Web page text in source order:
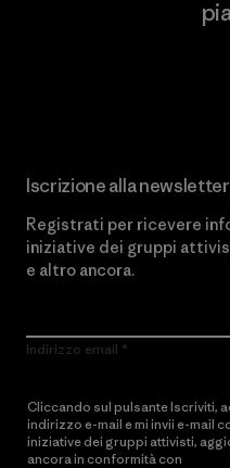
Iscrizione alla newsletter
Registrati per ricevere
iniziative dei gruppi
e altro ancora.
Indirizzo email
Cliccando sul pulsante Iscriviti,
indirizzo e-mail e mi invii e-mail
iniziative dei gruppi attivisti,
ancora in conformità con